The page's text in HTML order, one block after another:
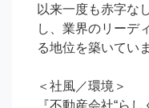
以来一度も赤字な
し、業界のリーデ
る地位を築いてい
＜社風／環境＞
『不動産会社“らし